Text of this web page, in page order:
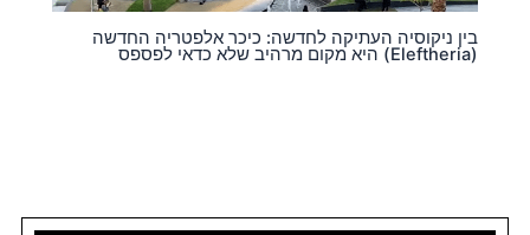
בין ניקוסיה העתיקה לחדשה: כיכר אלפטריה החדשה
(Eleftheria) היא מקום מרהיב שלא כדאי לפספס